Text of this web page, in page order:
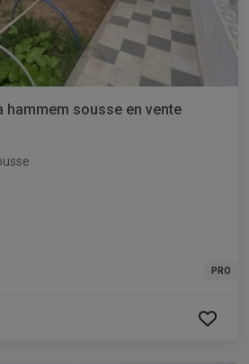
hammem sousse en vente
PRO